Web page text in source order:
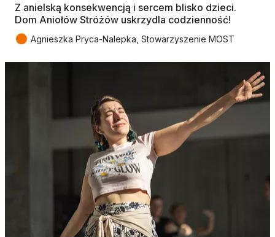
Z anielską konsekwencją i sercem blisko dzieci.
Dom Aniołów Stróżów uskrzydla codzienność!
● Agnieszka Pryca-Nalepka, Stowarzyszenie MOST